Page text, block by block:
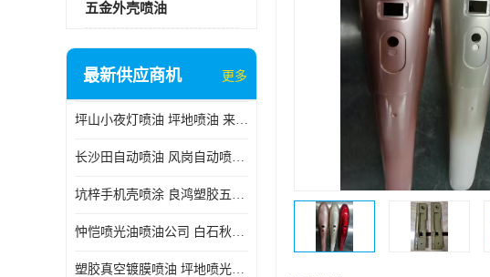
五金外壳喷油
最新供应商机 更多
坪山小夜灯喷油 坪地喷油 来样订做
长沙田自动喷油 风岗自动喷涂 良鸿塑胶五金
坑梓手机壳喷涂 良鸿塑胶五金 坪地小夜灯喷涂公司
忡恺喷光油喷油公司 白石秋蓝牙喷涂
塑胶真空镀膜喷油 坪地喷光油喷油